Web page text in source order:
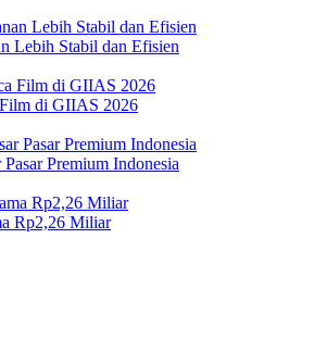
Lebih Stabil dan Efisien
di GIIAS 2026
Premium Indonesia
Rp2,26 Miliar